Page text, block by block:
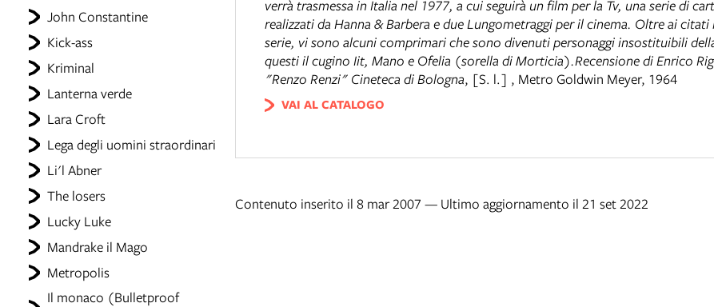
John Constantine
Kick-ass
Kriminal
Lanterna verde
Lara Croft
Lega degli uomini straordinari
Li'l Abner
The losers
Lucky Luke
Mandrake il Mago
Metropolis
Il monaco (Bulletproof
verrà trasmessa in Italia nel 1977, a cui seguirà un film per la Tv, una serie di
realizzati da Hanna & Barbera e due Lungometraggi per il cinema. Oltre ai
serie, vi sono alcuni comprimari che sono divenuti personaggi insostituibili
questi il cugino Iit, Mano e Ofelia (sorella di Morticia).Recensione di Enrico
"Renzo Renzi" Cineteca di Bologna, [S. l.] , Metro Goldwin Meyer, 1964
VAI AL CATALOGO
Contenuto inserito il 8 mar 2007 — Ultimo aggiornamento il 21 set 2022